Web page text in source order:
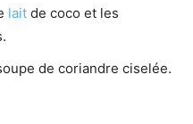
lait de coco et les
de coriandre ciselée.